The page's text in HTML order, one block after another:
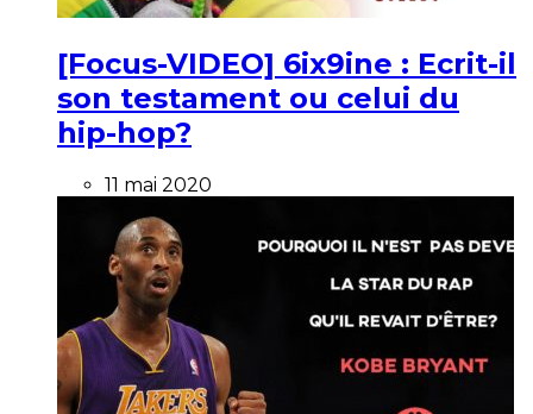
[Focus-VIDEO] 6ix9ine : Ecrit-il
son testament ou celui du
hip-hop?
11 mai 2020